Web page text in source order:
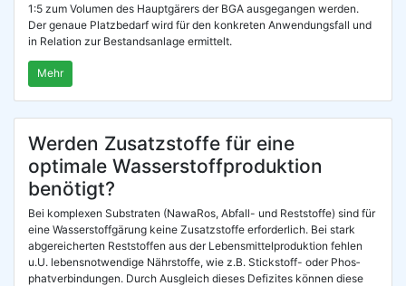
1:5 zum Volu­men des Haupt­gä­rers der BGA aus­ge­gan­gen wer­den.
Der genaue Platz­be­darf wird für den kon­kre­ten Anwen­dungs­fall und
in Rela­ti­on zur Bestands­an­la­ge ermittelt.
Mehr
Werden Zusatzstoffe für eine
optimale Wasserstoffproduktion
benötigt?
Bei kom­ple­xen Sub­stra­ten (Nawa­Ros, Abfall- und Rest­stof­fe) sind für
eine Was­ser­stoff­gä­rung kei­ne Zusatz­stof­fe erfor­der­lich. Bei stark
abge­rei­cher­ten Rest­stof­fen aus der Lebens­mit­tel­pro­duk­ti­on feh­len
u.U. lebens­not­wen­di­ge Nähr­stof­fe, wie z.B. Stick­­stoff- oder Phos­
phat­ver­bin­dun­gen. Durch Aus­gleich die­ses Defi­zi­tes kön­nen die­se